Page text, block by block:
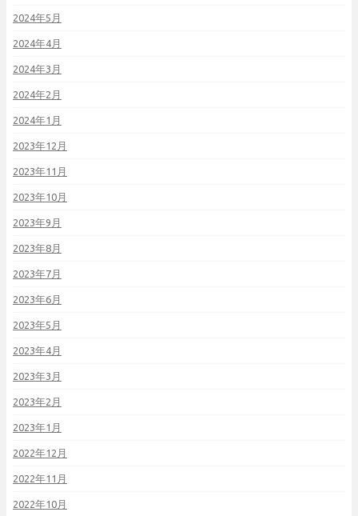
2024年5月
2024年4月
2024年3月
2024年2月
2024年1月
2023年12月
2023年11月
2023年10月
2023年9月
2023年8月
2023年7月
2023年6月
2023年5月
2023年4月
2023年3月
2023年2月
2023年1月
2022年12月
2022年11月
2022年10月